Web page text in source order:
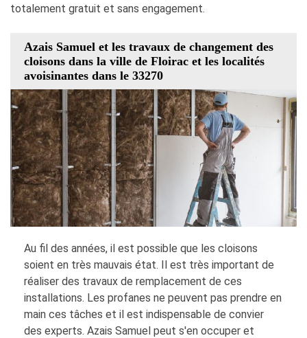
totalement gratuit et sans engagement.
Azais Samuel et les travaux de changement des
cloisons dans la ville de Floirac et les localités
avoisinantes dans le 33270
Au fil des années, il est possible que les cloisons
soient en très mauvais état. Il est très important de
réaliser des travaux de remplacement de ces
installations. Les profanes ne peuvent pas prendre en
main ces tâches et il est indispensable de convier
des experts. Azais Samuel peut s'en occuper et